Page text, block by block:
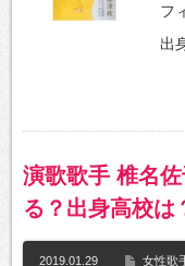
フ
出
演歌歌手 椎名
る？出身高校は
2019.01.29 女性歌